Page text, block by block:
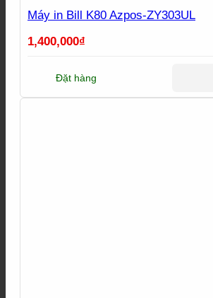
Máy in Bill K80 Azpos-ZY303UL
1,400,000₫
Đặt hàng